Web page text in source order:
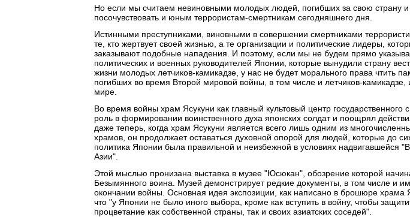
Но если мы считаем невиновными молодых людей, погибших за свою страну
посочувствовать и юным террористам-смертникам сегодняшнего дня.
Истинными преступниками, виновными в совершении смертниками
те, кто жертвует своей жизнью, а те организации и политические лидеры,
заказывают подобные нападения. И поэтому, если мы не будем прямо
политических и военных руководителей Японии, которые вынудили страну
жизни молодых летчиков-камикадзе, у нас не будет морального права чтить
погибших во время Второй мировой войны, в том числе и летчиков-
мире.
Во время войны храм Ясукуни как главный культовый центр государственного
роль в формировании воинственного духа японских солдат и поощрял
даже теперь, когда храм Ясукуни является всего лишь одним из
храмов, он продолжает оставаться духовной опорой для людей, которые до
политика Японии была правильной и неизбежной в условиях надвигавшейся
Азии".
Этой мыслью пронизана выставка в музее "Юсюкан", обозрение которой
Безымянного воина. Музей демонстрирует редкие документы, в том числе и
окончании войны. Основная идея экспозиции, как написано в брошюре храма
что "у Японии не было иного выбора, кроме как вступить в войну, чтобы
процветание как собственной страны, так и своих азиатских соседей".